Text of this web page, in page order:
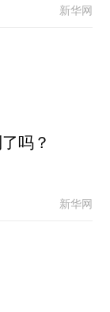
新华网
吗？
新华网